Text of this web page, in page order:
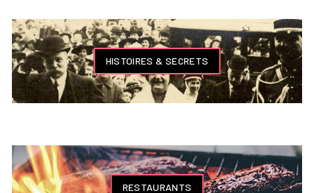
HISTOIRES & SECRETS
RESTAURANTS